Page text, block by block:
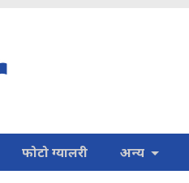
फोटो ग्यालरी अन्य